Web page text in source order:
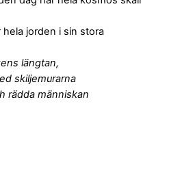
jorden i sin stora
längtan,
skiljemurarna
rädda människan